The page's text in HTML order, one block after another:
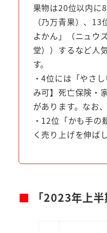
果物は20位以内に
（乃万青果）、
よかん」（ニュウ
堂））するなど人
す。
・4位には「やさ
み可】死亡保険・
があります。なお
・12位「かも手
く売り上げを伸ば
■ 「2023年上